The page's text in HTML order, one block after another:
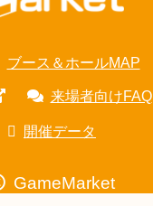
ブース＆ホールMAP
来場者向けFAQ
開催データ
GameMarket